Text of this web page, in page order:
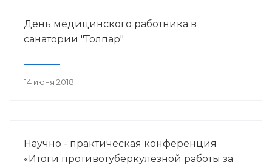
День медицинского работника в
санатории "Толпар"
14 июня 2018
Научно - практическая конференция
«Итоги противотуберкулезной работы за